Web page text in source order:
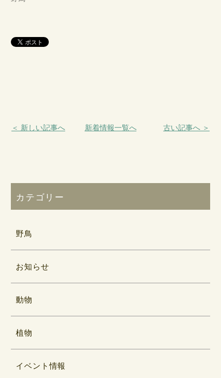
＜ 新しい記事へ 新着情報一覧へ 古い記事へ ＞
カテゴリー
野鳥
お知らせ
動物
植物
イベント情報